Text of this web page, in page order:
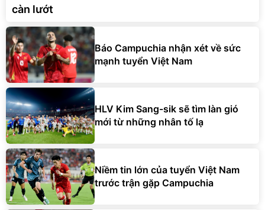
càn lướt
Báo Campuchia nhận xét về sức
mạnh tuyển Việt Nam
HLV Kim Sang-sik sẽ tìm làn gió
mới từ những nhân tố lạ
Niềm tin lớn của tuyển Việt Nam
trước trận gặp Campuchia